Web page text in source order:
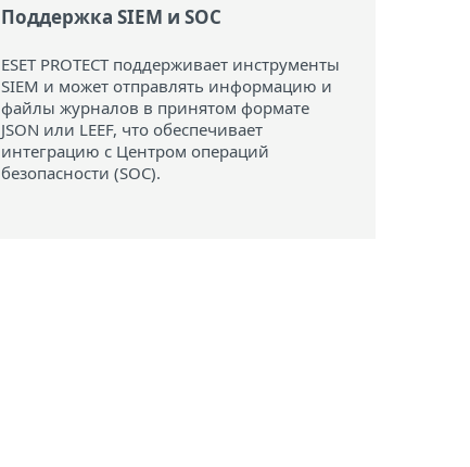
Поддержка SIEM и SOC
ESET PROTECT поддерживает инструменты
SIEM и может отправлять информацию и
файлы журналов в принятом формате
JSON или LEEF, что обеспечивает
интеграцию с Центром операций
безопасности (SOC).